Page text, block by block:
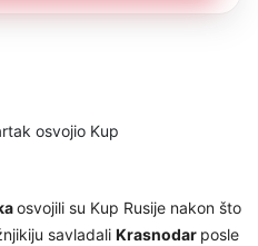
osvojili su Kup Rusije nakon što
savladali Krasnodar posle